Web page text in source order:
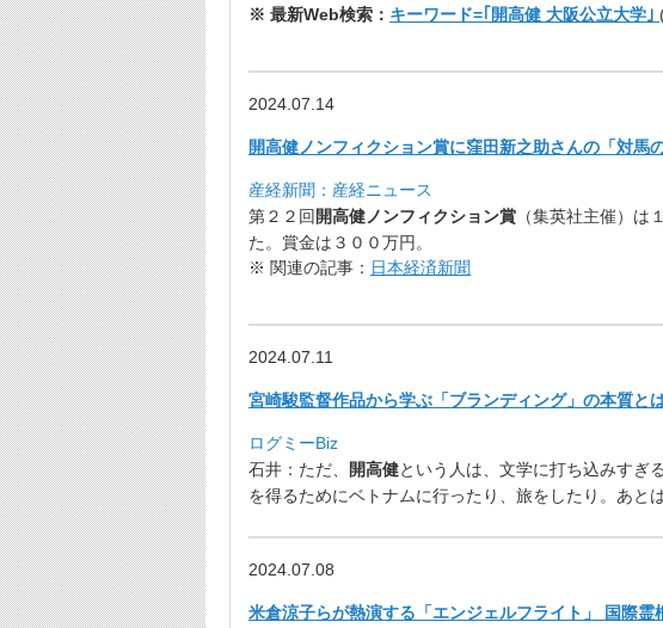
※ 最新Web検索： キーワード=｢開高健 大阪公立大学｣
2024.07.14
開高健ノンフィクション賞に窪田新之助さんの「対馬
産経新聞：産経ニュース
第２２回 開高健ノンフィクション賞 （集英社主催）は
た。 賞金は３００万円。
※ 関連の記事： 日本経済新聞
2024.07.11
宮崎駿監督作品から学ぶ「ブランディング」の本質と
ログミーBiz
石井：ただ、
開高健という人は、 文学に打ち込みすぎ
を得るためにベトナムに行ったり、 旅をしたり。あと
2024.07.08
米倉涼子らが熱演する「エンジェルフライト」 国際